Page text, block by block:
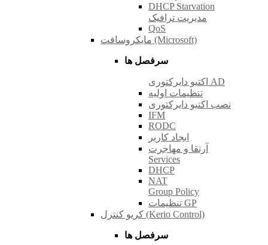
DHCP Starvation
مدیریت ترافیک
QoS
مایکروسافت (Microsoft)
سرفصل ها
اکتیو دایرکتوری AD
تنظیمات اولیه
نصب اکتیو دایرکتوری
IFM
RODC
ایجاد کاربر
آرتقا و مهاجرت
Services
DHCP
NAT
Group Policy
تنظیمات GP
کریو کنترل (Kerio Control)
سرفصل ها